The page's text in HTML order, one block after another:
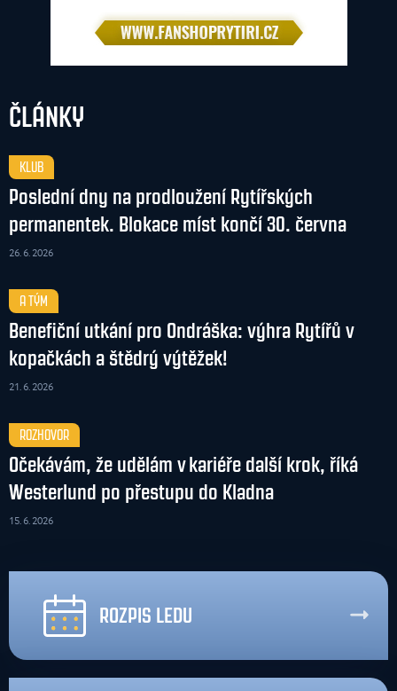
ČLÁNKY
KLUB
Poslední dny na prodloužení Rytířských
permanentek. Blokace míst končí 30. června
26. 6. 2026
A TÝM
Benefiční utkání pro Ondráška: výhra Rytířů v
kopačkách a štědrý výtěžek!
21. 6. 2026
ROZHOVOR
Očekávám, že udělám v kariéře další krok, říká
Westerlund po přestupu do Kladna
15. 6. 2026
ROZPIS LEDU